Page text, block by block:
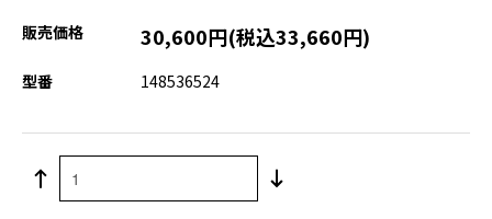
販売価格 30,600円(税込33,660円)
型番 148536524